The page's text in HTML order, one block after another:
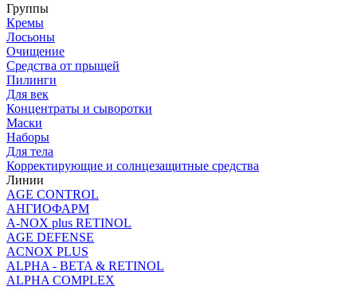
Группы
Кремы
Лосьоны
Очищение
Средства от прыщей
Пилинги
Для век
Концентраты и сыворотки
Маски
Наборы
Для тела
Корректирующие и солнцезащитные средства
Линии
AGE CONTROL
АНГИОФАРМ
A-NOX plus RETINOL
AGE DEFENSE
ACNOX PLUS
ALPHA - BETA & RETINOL
ALPHA COMPLEX